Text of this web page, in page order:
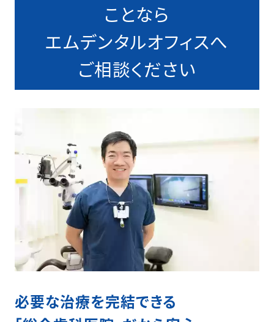
ことなら
エムデンタルオフィスへ
ご相談ください
必要な治療を完結できる